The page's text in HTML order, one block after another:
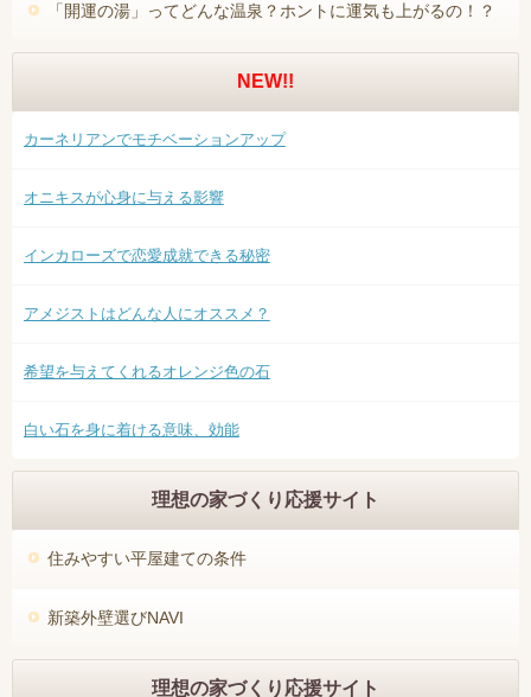
「開運の湯」ってどんな温泉？ホントに運気も上がるの！？
NEW!!
カーネリアンでモチベーションアップ
オニキスが心身に与える影響
インカローズで恋愛成就できる秘密
アメジストはどんな人にオススメ？
希望を与えてくれるオレンジ色の石
白い石を身に着ける意味、効能
理想の家づくり応援サイト
住みやすい平屋建ての条件
新築外壁選びNAVI
理想の家づくり応援サイト